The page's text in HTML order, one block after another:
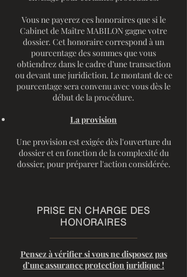
Vous ne payerez ces honoraires que si le
Cabinet de Maître MABILON gagne votre
dossier. Cet honoraire correspond à un
pourcentage des sommes que vous
obtiendrez dans le cadre d’une transaction
ou devant une juridiction. Le montant de ce
pourcentage sera convenu avec vous dès le
début de la procédure.
La provision
Une provision est exigée dès l'ouverture du
dossier et en fonction de la complexité du
dossier, pour préparer l'action considérée.
PRISE EN CHARGE DES
HONORAIRES
Pensez à vérifier si vous ne disposez pas
d’une assurance protection juridique !